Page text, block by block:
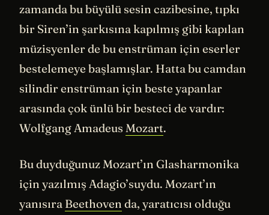
zamanda bu büyülü sesin cazibesine, tıpkı
bir Siren’in şarkısına kapılmış gibi kapılan
müzisyenler de bu enstrüman için eserler
bestelemeye başlamışlar. Hatta bu camdan
silindir enstrüman için beste yapanlar
arasında çok ünlü bir besteci de vardır:
Wolfgang Amadeus Mozart.
Bu duyduğunuz Mozart’ın Glasharmonika
için yazılmış Adagio’suydu. Mozart’ın
yanısıra Beethoven da, yaratıcısı olduğu